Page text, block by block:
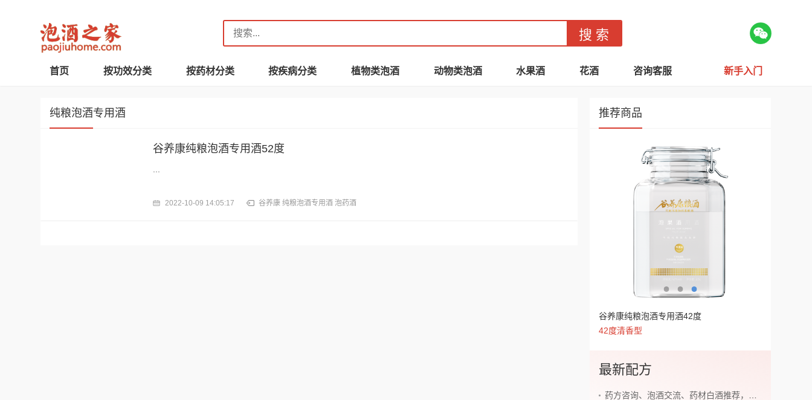
首页 按功效分类 按药材分类 按疾病分类 植物类泡酒 动物类泡酒 水果酒 花酒 咨询客服 新手入门
纯粮泡酒专用酒
谷养康纯粮泡酒专用酒52度
2022-10-09 14:05:17 谷养康 纯粮泡酒专用酒 泡药酒
推荐商品
谷养康纯粮泡酒专用酒60度
60度清香型
谷养康纯粮泡酒专用酒52度
52度清香型
谷养康纯粮泡酒专用酒42度
42度清香型
最新配方
药方咨询、泡酒交流、药材白酒推荐，加老师微信~